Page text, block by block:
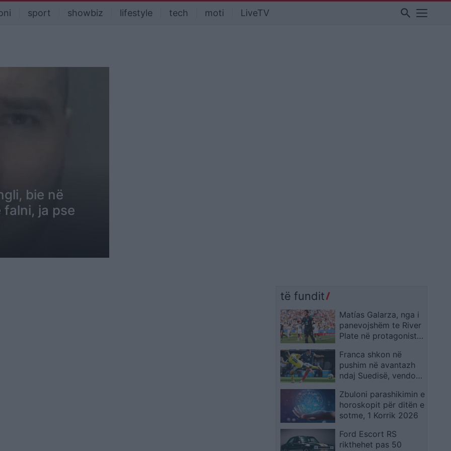
sport showbiz lifestyle tech moti LiveTV search
bie në
ja pse
të fundit
Matías Galarza, nga i
panevojshëm te River
Plate në protagonistin
e Botës 2026
Franca shkon në
pushim në avantazh
ndaj Suedisë, vendos
Zbuloni parashikimin e
horoskopit për ditën e
sotme, 1 Korrik 2026
Ford Escort RS
rikthehet pas 50